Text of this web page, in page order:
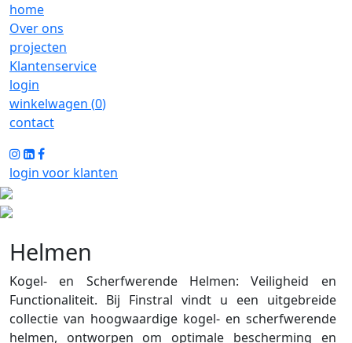
home
Over ons
projecten
Klantenservice
login
winkelwagen (0)
contact
login voor klanten
Helmen
Kogel- en Scherfwerende Helmen: Veiligheid en
Functionaliteit. Bij Finstral vindt u een uitgebreide
collectie van hoogwaardige kogel- en scherfwerende
helmen, ontworpen om optimale bescherming en